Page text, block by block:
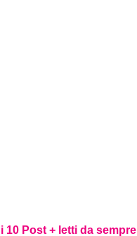
i 10 Post + letti da sempre